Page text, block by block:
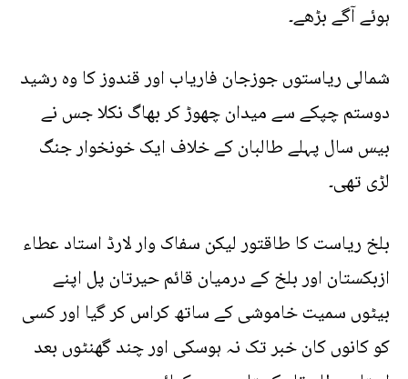
ہوئے آگے بڑھے۔
شمالی ریاستوں جوزجان فاریاب اور قندوز کا وہ رشید
دوستم چپکے سے میدان چھوڑ کر بھاگ نکلا جس نے
بیس سال پہلے طالبان کے خلاف ایک خونخوار جنگ
لڑی تھی۔
بلخ ریاست کا طاقتور لیکن سفاک وار لارڈ استاد عطاء
ازبکستان اور بلخ کے درمیان قائم حیرتان پل اپنے
بیٹوں سمیت خاموشی کے ساتھ کراس کر گیا اور کسی
کو کانوں کان خبر تک نہ ہوسکی اور چند گھنٹوں بعد